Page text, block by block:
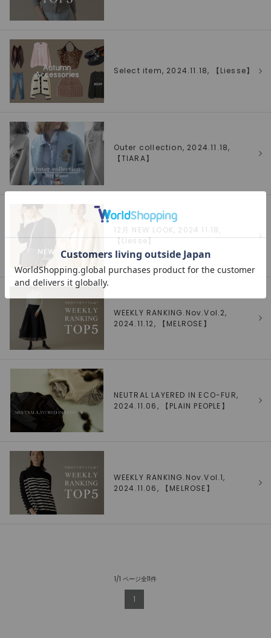
Select item, 2024.11.18, 【Liesse】
Outer collection, 2024.11.18,
【TIARA】
12月 NEW LOOK, 2024.11.18,
【Liesse】
WEEKLY RANKING.Nov.Vol.2,
2024.11.12, 【MELROSE】
NEUTRAL LAYERED IN ECO-FUR,
2024.11.06, 【PLAIN PEOPLE】
WEEKLY RANKING.Nov.Vol.1,
2024.11.06, 【MELROSE】
1/1 ページ全11件
1